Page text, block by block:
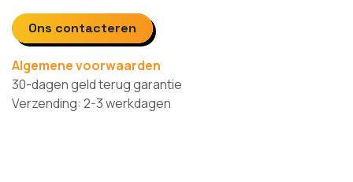
Ons contacteren
Algemene voorwaarden
30-dagen geld terug garantie
Verzending: 2-3 werkdagen